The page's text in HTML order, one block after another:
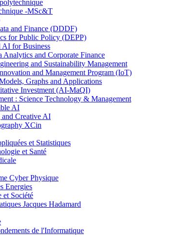
-MSc&T
and Finance (DDDF)
for Public Policy (DEPP)
for Business
and Corporate Finance
and Sustainability Management
and Management Program (IoT)
Graphs and Applications
Investment (AI-MaQI)
: Science Technology & Management
AI
Creative AI
XCin
et Statistiques
et Santé
Cyber Physique
Energies
Société
Jacques Hadamard
de l'Informatique